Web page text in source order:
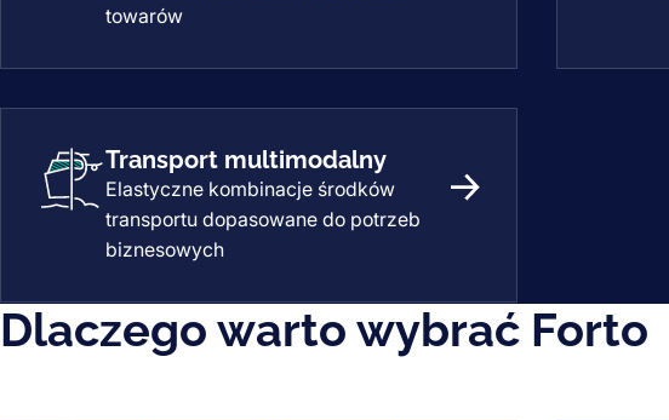
towarów
Transport multimodalny
Elastyczne kombinacje środków
transportu dopasowane do potrzeb
biznesowych
Rozpocznij współpracę
Dlaczego warto wybrać Forto